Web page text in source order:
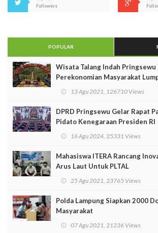
Followers
POPULAR
Wisata Talang Indah Pringsewu
Perekonomian Masyarakat
13 Agu 2021, 126710 Views
DPRD Pringsewu Gelar Rapat
Pidato Kenegaraan Presiden RI
16 Agu 2024, 25331 Views
Mahasiswa ITERA Rancang
Arus Laut Untuk PLTAL
25 Agu 2021, 23765 Views
Polda Lampung Siapkan 2000
Masyarakat
07 Agu 2021, 21236 Views